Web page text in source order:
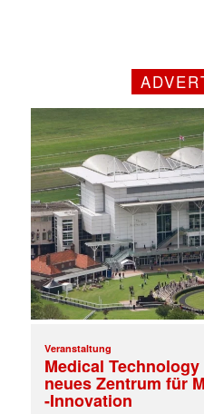
Veranstaltung
Medical
neues Zentrum für
-Innovation